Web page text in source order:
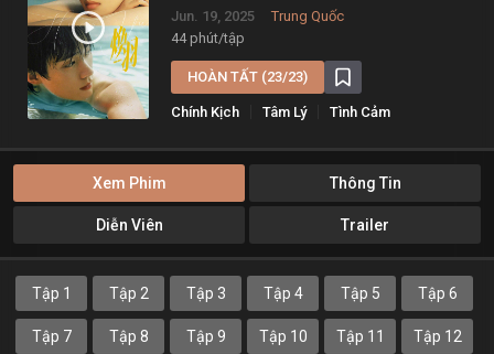
Jun. 19, 2025
Trung Quốc
44 phút/tập
HOÀN TẤT (23/23)
Chính Kịch Tâm Lý Tình Cảm
Xem Phim Thông Tin
Diễn Viên Trailer
Tập 1 Tập 2 Tập 3 Tập 4 Tập 5 Tập 6
Tập 7 Tập 8 Tập 9 Tập 10 Tập 11 Tập 12